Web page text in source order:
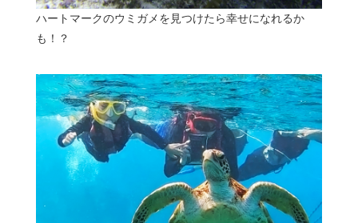
ハートマークのウミガメを見つけたら幸せになれるか
も！？